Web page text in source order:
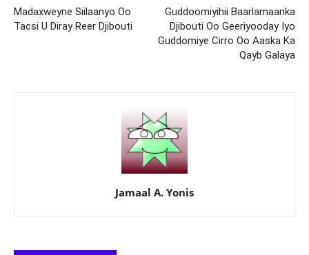
Madaxweyne Siilaanyo Oo
Tacsi U Diray Reer Djibouti
Guddoomiyihii Baarlamaanka
Djibouti Oo Geeriyooday Iyo
Guddomiye Cirro Oo Aaska Ka
Qayb Galaya
Jamaal A. Yonis